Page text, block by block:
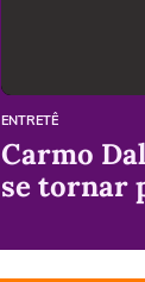
ENTRETÊ
Carmo
se tornar